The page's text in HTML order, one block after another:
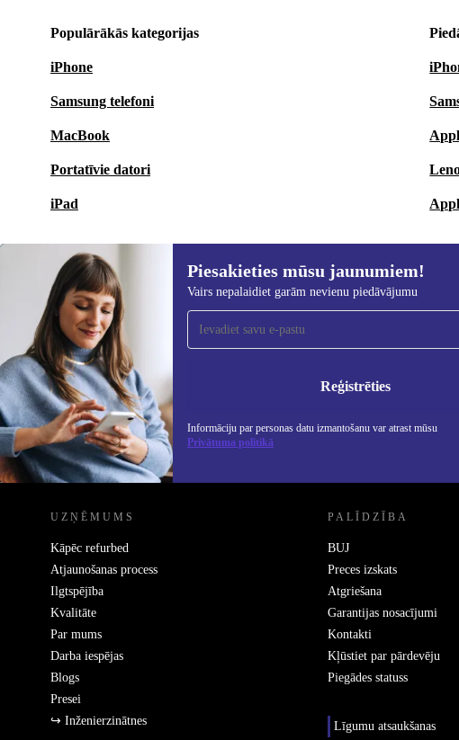
Populārākās kategorijas
iPhone
Samsung telefoni
MacBook
Portatīvie datori
iPad
Piesakieties mūsu jaunumiem!
Vairs nepalaidiet garām nevienu piedāvājumu
Reģistrēties
Informāciju par personas datu izmantošanu var atrast mūsu
Privātuma politikā
Piesakieties mūsu jaunumu
saņemšanai!
Nekad vairs nepalaidiet garām nevienu
piedāvājumu.
Informāciju par
Privātuma
REFURBED - RETHINK NEW.
UZŅĒMUMS
Kāpēc refurbed
Atjaunošanas process
Ilgtspējība
Kvalitāte
Par mums
Darba iespējas
Blogs
Presei
↪ Inženierzinātnes
PALĪDZĪBA
BUJ
Preces izskats
Atgriešana
Garantijas nosacījumi
Kontakti
Kļūstiet par pārdevēju
Piegādes statuss
Līgumu atsaukšanas